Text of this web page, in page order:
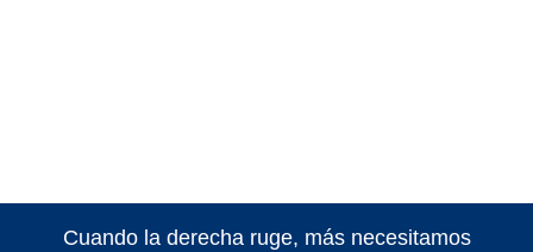
Cuando la derecha ruge, más necesitamos